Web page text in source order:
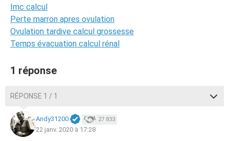
Imc calcul
Perte marron apres ovulation
Ovulation tardive calcul grossesse
Temps évacuation calcul rénal
1 réponse
RÉPONSE 1 / 1
Andy31200 27 833
22 janv. 2020 à 17:28